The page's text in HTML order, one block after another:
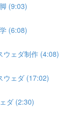
(9:03)
(6:08)
ウェダ制作 (4:08)
ウェダ (17:02)
ダ (2:30)